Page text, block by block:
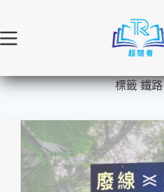
主
內
容
標籤鐵路